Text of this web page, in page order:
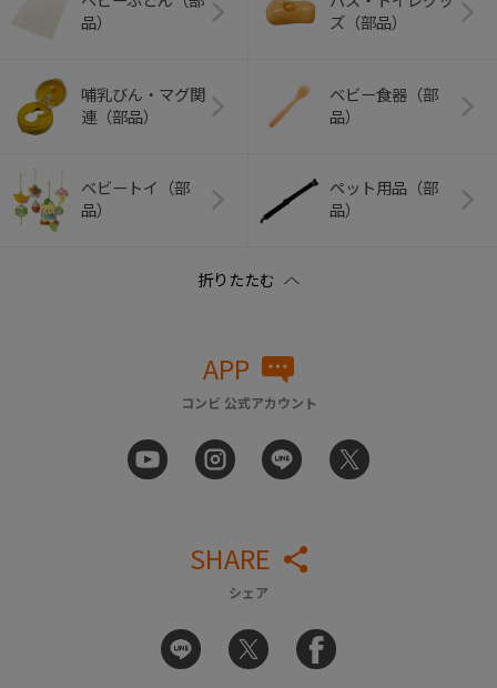
品）
ズ（部品）
哺乳びん・マグ関
連（部品）
ベビー食器（部
品）
ベビートイ（部
品）
ペット用品（部
品）
APP
コンビ 公式アカウント
SHARE
シェア